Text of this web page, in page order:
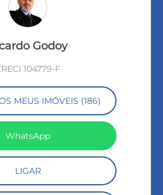
Godoy
104779-F
MEUS IMÓVEIS (186)
WhatsApp
LIGAR